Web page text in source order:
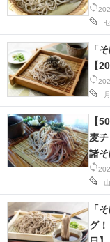
「
【
【
麦
諸そ
「
グ